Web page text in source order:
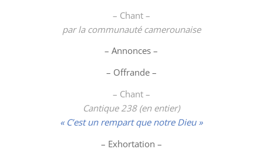
– Chant –
par la communauté camerounaise
– Annonces –
– Offrande –
– Chant –
Cantique 238 (en entier)
« C’est un rempart que notre Dieu »
– Exhortation –